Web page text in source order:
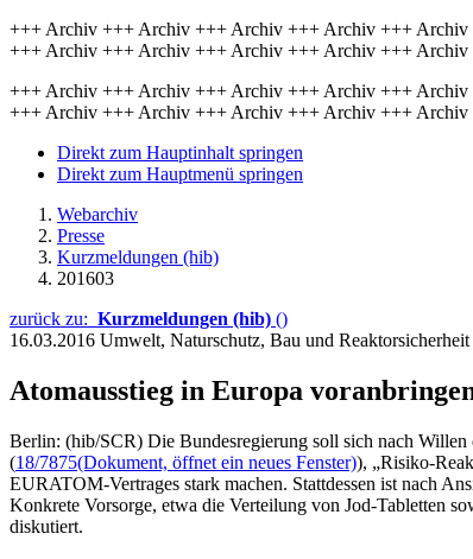
+++ Archiv +++ Archiv +++ Archiv +++ Archiv +++
+++ Archiv +++ Archiv +++ Archiv +++ Archiv +++
+++ Archiv +++ Archiv +++ Archiv +++ Archiv +++
+++ Archiv +++ Archiv +++ Archiv +++ Archiv +++
Direkt zum Hauptinhalt springen
Direkt zum Hauptmenü springen
Webarchiv
Presse
Kurzmeldungen (hib)
201603
zurück zu: Kurzmeldungen (hib) ()
16.03.2016 Umwelt, Naturschutz, Bau und
Atomausstieg in Europa
Berlin: (hib/SCR) Die Bundesregierung soll sich nach
(18/7875(Dokument, öffnet ein neues Fenster)), „Risiko-
EURATOM-Vertrages stark machen. Stattdessen ist nach
Konkrete Vorsorge, etwa die Verteilung von Jod-Tabletten
diskutiert.